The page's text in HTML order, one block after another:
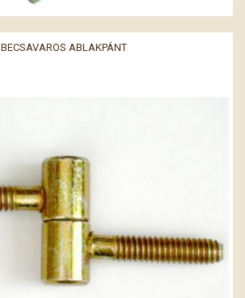
BECSAVAROS ABLAKPÁNT